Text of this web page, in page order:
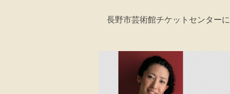
長野市芸術館チケットセンター